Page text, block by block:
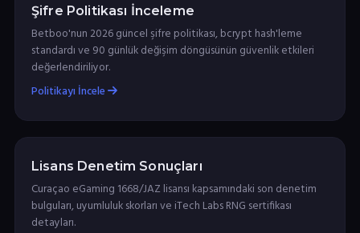
Şifre Politikası İnceleme
Betboo'nun 2026 güncel şifre politikası, bcrypt hash'leme
standardı ve 90 günlük değişim döngüsünün güvenlik etkileri
değerlendiriliyor.
Politikayı İncele
Lisans Denetim Sonuçları
Curaçao eGaming 1668/JAZ lisansı kapsamındaki son denetim
bulguları, uyumluluk skorları ve iTech Labs RNG sertifikası
detayları.